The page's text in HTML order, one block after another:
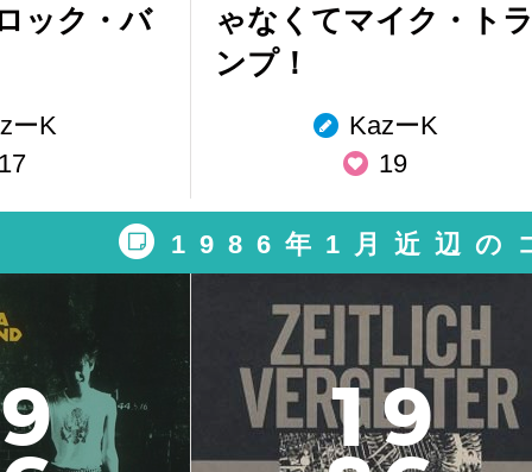
ック・バ
ーK
ゃなくてマイク・ト
ンプ！
KazーK
19
1986年1月近辺の
9
19